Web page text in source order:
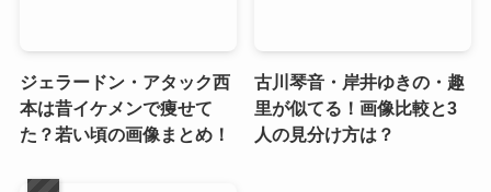
ジェラードン・アタック西
本は昔イケメンで痩せて
た？若い頃の画像まとめ！
古川琴音・岸井ゆきの・趣
里が似てる！画像比較と3
人の見分け方は？